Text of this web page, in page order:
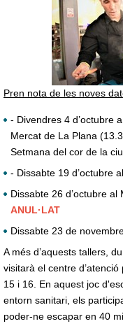
Pren nota de les noves
- Divendres 4 d’octubre
Mercat de La Plana
Setmana del cor de la
- Dissabte 19 d’octubre
Dissabte 26 d’octubre al
ANUL·LAT
Dissabte 23 de
A més d’aquests tallers,
visitarà el centre d’atenció
15 i 16. En aquest joc
entorn sanitari, els
poder-ne escapar en 40